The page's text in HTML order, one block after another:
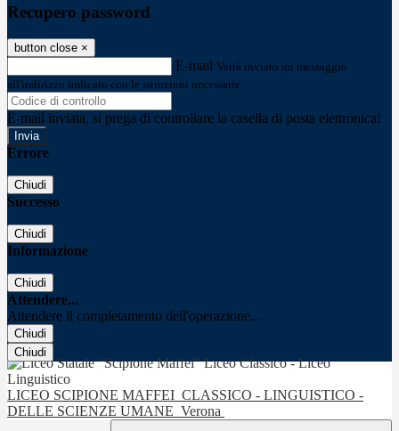
Recupero password
button close ×
E-mail Verrà inviato un messaggio
all'indirizzo indicato con le istruzioni necessarie.
E-mail inviata, si prega di controllare la casella di posta elettronica!
Errore
Chiudi
Successo
Chiudi
Informazione
Chiudi
Attendere...
Attendere il completamento dell'operazione...
Chiudi
Chiudi
LICEO SCIPIONE MAFFEI CLASSICO - LINGUISTICO -
DELLE SCIENZE UMANE Verona